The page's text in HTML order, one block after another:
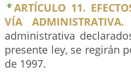
ARTÍCULO 11.
VÍA ADMINISTRATIVA.
administrativa
presente ley, se regirán
de 1997.